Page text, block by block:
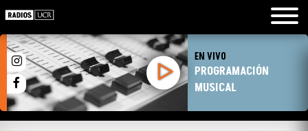
EN VIVO
PROGRAMACIÓN
MUSICAL